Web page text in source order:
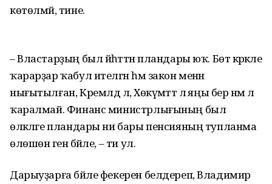
көтөлмәй, тине.
– Властарҙың был йәһәттән пландары юҡ. Бөтә кәрәкле
ҡарарҙар ҡабул ителгән һәм закон менән
нығытылған, Кремлдә лә, Хөкүмәттә лә яңы бер нәмә лә
ҡаралмай. Финанс министр­лығының был
өлкәләге пландары ни бары пенсияның тупланма
өлөшөнә генә бәйле, – ти ул.
Дарыуҙарға бәйле фекерен белдереп, Владимир